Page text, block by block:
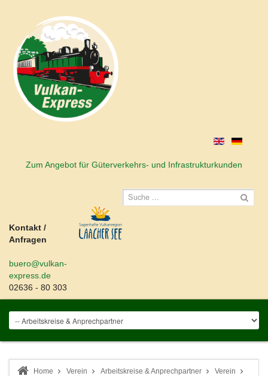
Zum Angebot für Güterverkehrs- und Infrastrukturkunden
Kontakt /
Anfragen
buero@vulkan-
express.de
02636 - 80 303
Home Verein Arbeitskreise & Anprechpartner
Verein